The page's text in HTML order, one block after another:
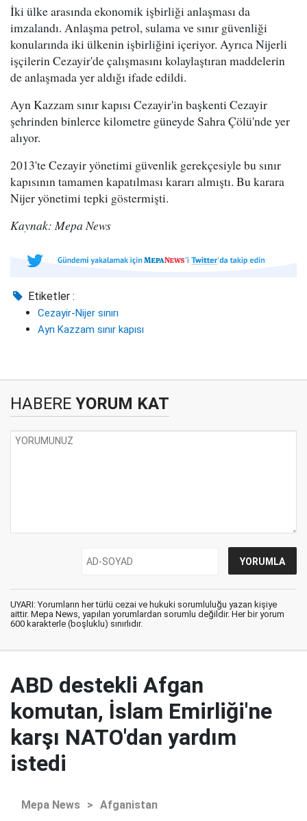
İki ülke arasında ekonomik işbirliği anlaşması da
imzalandı. Anlaşma petrol, sulama ve sınır güvenliği
konularında iki ülkenin işbirliğini içeriyor. Ayrıca Nijerli
işçilerin Cezayir'de çalışmasını kolaylaştıran maddelerin
de anlaşmada yer aldığı ifade edildi.
Ayn Kazzam sınır kapısı Cezayir'in başkenti Cezayir
şehrinden binlerce kilometre güneyde Sahra Çölü'nde yer
alıyor.
2013'te Cezayir yönetimi güvenlik gerekçesiyle bu sınır
kapısının tamamen kapatılması kararı almıştı. Bu karara
Nijer yönetimi tepki göstermişti.
Kaynak: Mepa News
Etiketler :
Cezayir-Nijer sınırı
Ayn Kazzam sınır kapısı
HABERE YORUM KAT
UYARI: Yorumların her türlü cezai ve hukuki sorumluluğu yazan kişiye
aittir. Mepa News, yapılan yorumlardan sorumlu değildir. Her bir yorum
600 karakterle (boşluklu) sınırlıdır.
ABD destekli Afgan
komutan, İslam Emirliği'ne
karşı NATO'dan yardım
istedi
Mepa News > Afganistan